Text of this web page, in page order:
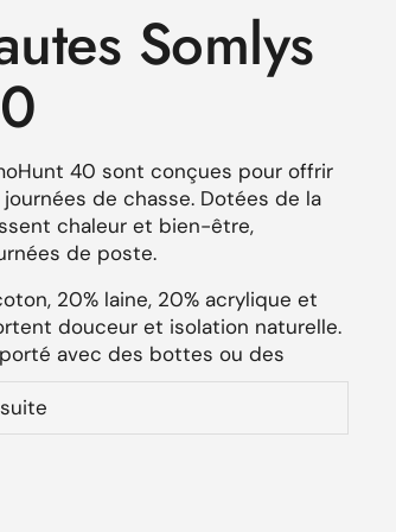
Somlys
40 sont conçues pour offrir
de chasse. Dotées de la
chaleur et bien-être,
de poste.
20% laine, 20% acrylique et
douceur et isolation naturelle.
avec des bottes ou des
excellente respirabilité.
et durabilité, rendant ces
appliqué pour limiter le
port prolongé.